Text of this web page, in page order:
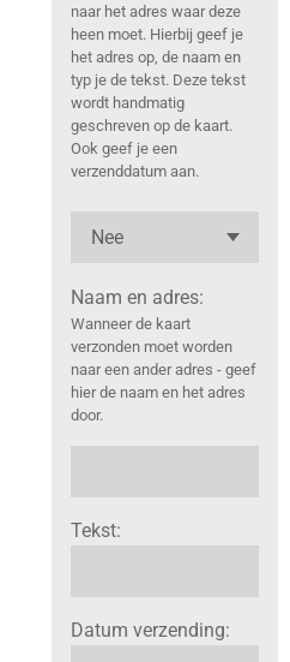
naar het adres waar deze
heen moet. Hierbij geef je
het adres op, de naam en
typ je de tekst. Deze tekst
wordt handmatig
geschreven op de kaart.
Ook geef je een
verzenddatum aan.
Naam en adres:
Wanneer de kaart
verzonden moet worden
naar een ander adres - geef
hier de naam en het adres
door.
Tekst:
Datum verzending: